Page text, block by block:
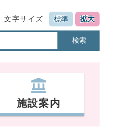
文字サイズ 標準 拡大
検索
施設案内